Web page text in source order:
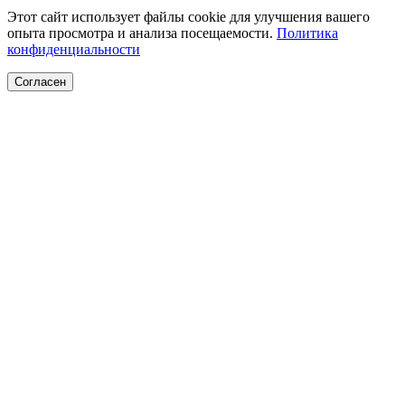
Этот сайт использует файлы cookie для улучшения вашего
опыта просмотра и анализа посещаемости. Политика
конфиденциальности
Согласен